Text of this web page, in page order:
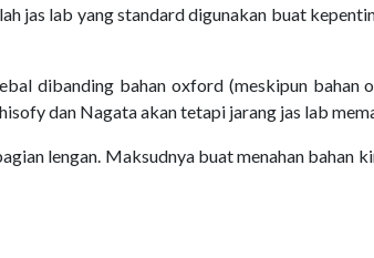
jas lab yang standard digunakan buat
dibanding bahan oxford (meskipun
dan Nagata akan tetapi jarang jas lab
lengan. Maksudnya buat menahan